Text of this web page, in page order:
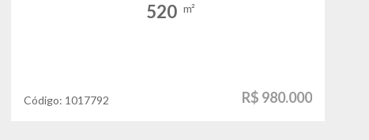
520 m²
Código: 1017792 R$ 980.000